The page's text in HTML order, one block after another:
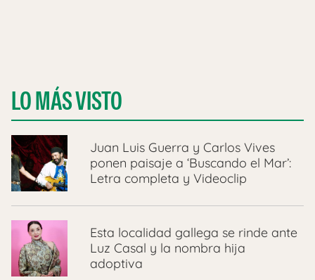
LO MÁS VISTO
Juan Luis Guerra y Carlos Vives
ponen paisaje a ‘Buscando el Mar’:
Letra completa y Videoclip
Esta localidad gallega se rinde ante
Luz Casal y la nombra hija
adoptiva